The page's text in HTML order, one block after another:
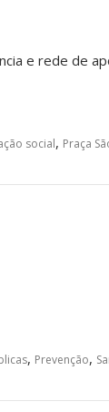
e rede de
social, Praça
, Prevenção,